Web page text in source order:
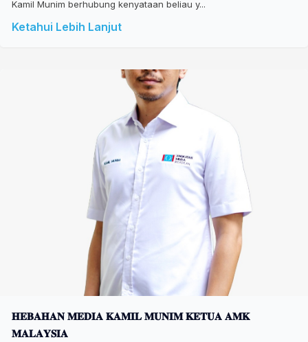
Kamil Munim berhubung kenyataan beliau y...
Ketahui Lebih Lanjut
𝐇𝐄𝐁𝐀𝐇𝐀𝐍 𝐌𝐄𝐃𝐈𝐀 𝐊𝐀𝐌𝐈𝐋 𝐌𝐔𝐍𝐈𝐌 𝐊𝐄𝐓𝐔𝐀 𝐀𝐌𝐊
𝐌𝐀𝐋𝐀𝐘𝐒𝐈𝐀